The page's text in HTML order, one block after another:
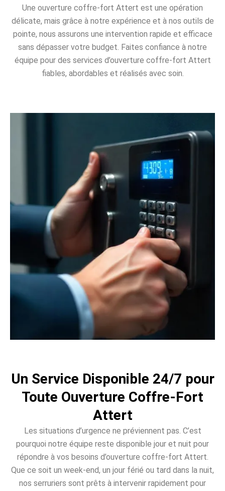
Une ouverture coffre-fort Attert est une opération
délicate, mais grâce à notre expérience et à nos outils de
pointe, nous assurons une intervention rapide et efficace
sans dépasser votre budget. Faites confiance à notre
équipe pour des services d’ouverture coffre-fort Attert
fiables, abordables et réalisés avec soin.
Un Service Disponible 24/7 pour
Toute Ouverture Coffre-Fort
Attert
Les situations d’urgence ne préviennent pas. C’est
pourquoi notre équipe reste disponible jour et nuit pour
répondre à vos besoins d’ouverture coffre-fort Attert.
Que ce soit un week-end, un jour férié ou tard dans la nuit,
nos serruriers sont prêts à intervenir rapidement pour